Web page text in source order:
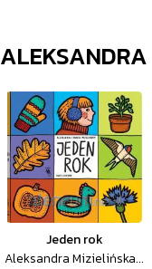
Jeden rok
Aleksandra Mizielińska...